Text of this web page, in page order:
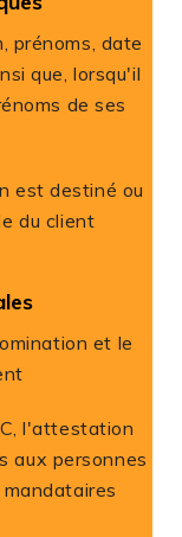
prénoms, date
que, lorsqu'il
de ses
est destiné ou
du client
et le
l'attestation
aux personnes